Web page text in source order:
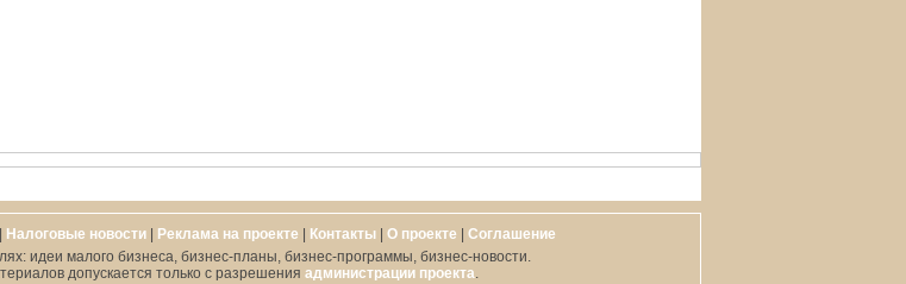
| Налоговые новости| Реклама на проекте | Контакты| О проекте | Cоглашение
идеи малого бизнеса, бизнес-планы, бизнес-программы, бизнес-новости.
допускается только с разрешения администрации проекта